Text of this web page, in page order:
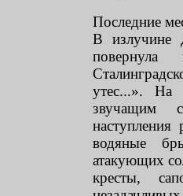
Последние
В излучине
утес...». На
звучащим
водяные
атакующих
кресты,